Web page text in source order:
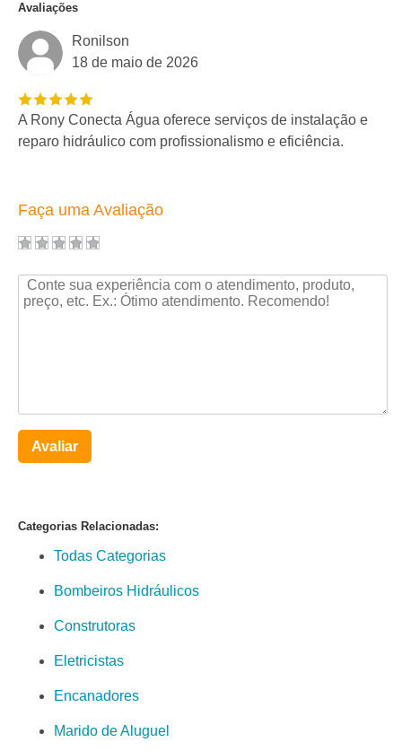
Avaliações
Ronilson
18 de maio de 2026
A Rony Conecta Água oferece serviços de instalação e
reparo hidráulico com profissionalismo e eficiência.
Faça uma Avaliação
Avaliar
Categorias Relacionadas:
Todas Categorias
Bombeiros Hidráulicos
Construtoras
Eletricistas
Encanadores
Marido de Aluguel